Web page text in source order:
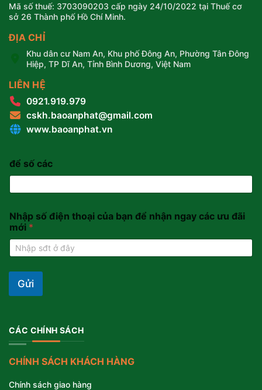
Mã số thuế: 3703090203 cấp ngày 24/10/2022 tại Thuế cơ
sở 26 Thành phố Hồ Chí Minh.
ĐỊA CHỈ
Khu dân cư Nam An, Khu phố Đông An, Phường Tân Đông
Hiệp, TP Dĩ An, Tỉnh Bình Dương, Việt Nam
LIÊN HỆ
0921.919.979
cskh.baoanphat@gmail.com
www.baoanphat.vn
để số các
Nhập số điện thoại của bạn để nhận ngay các ưu đãi
mới *
Gửi
CÁC CHÍNH SÁCH
CHÍNH SÁCH KHÁCH HÀNG
Chính sách giao hàng